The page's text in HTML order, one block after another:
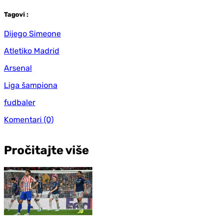
Tagovi :
Dijego Simeone
Atletiko Madrid
Arsenal
Liga šampiona
fudbaler
Komentari (0)
Pročitajte više